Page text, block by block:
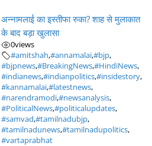
अन्नामलाई का इस्तीफा रुका? शाह से मुलाकात
के बाद बड़ा खुलासा
0views
#amitshah,#annamalai,#bjp,
#bjpnews,#BreakingNews,#HindiNews,
#indianews,#indianpolitics,#insidestory,
#kannamalai,#latestnews,
#narendramodi,#newsanalysis,
#PoliticalNews,#politicalupdates,
#samvad,#tamilnadubjp,
#tamilnadunews,#tamilnadupolitics,
#vartaprabhat